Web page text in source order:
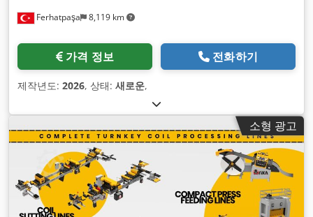
Ferhatpaşa 8,119 km
가격 정보 전화하기
제작년도: 2026, 상태: 새로운,
소형 광고